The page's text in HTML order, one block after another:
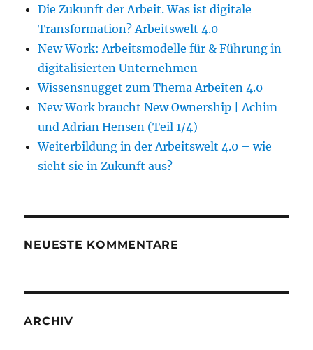
Die Zukunft der Arbeit. Was ist digitale
Transformation? Arbeitswelt 4.0
New Work: Arbeitsmodelle für & Führung in
digitalisierten Unternehmen
Wissensnugget zum Thema Arbeiten 4.0
New Work braucht New Ownership | Achim
und Adrian Hensen (Teil 1/4)
Weiterbildung in der Arbeitswelt 4.0 – wie
sieht sie in Zukunft aus?
NEUESTE KOMMENTARE
ARCHIV